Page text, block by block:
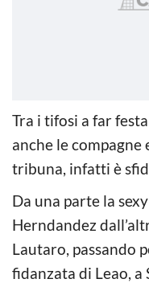
Tra i tifosi a far
anche le
tribuna, infatti è
Da una parte la
Herndandez
Lautaro, passando
fidanzata di Leao, a